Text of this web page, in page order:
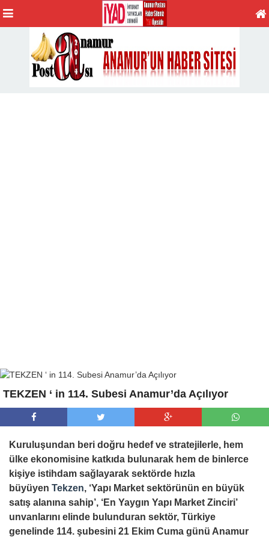
TEKZEN ‘ in 114. Subesi Anamur’da Açılıyor
Kuruluşundan beri doğru hedef ve stratejilerle, hem
ülke ekonomisine katkıda bulunarak hem de binlerce
kişiye istihdam sağlayarak sektörde hızla
büyüyen Tekzen, ‘Yapı Market sektörünün en büyük
satış alanına sahip’, ‘En Yaygın Yapı Market Zinciri’
unvanlarını elinde bulunduran sektör, Türkiye
genelinde 114. şubesini 21 Ekim Cuma günü Anamur